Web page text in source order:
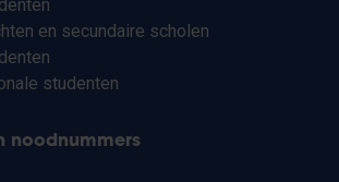
en secundaire scholen
studenten
noodnummers